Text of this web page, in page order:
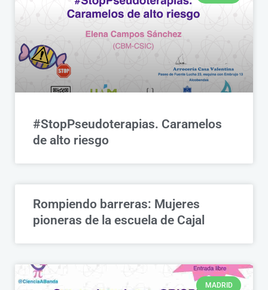
#StopPseudoterapias. Caramelos
de alto riesgo
Rompiendo barreras: Mujeres
pioneras de la escuela de Cajal
MADRID